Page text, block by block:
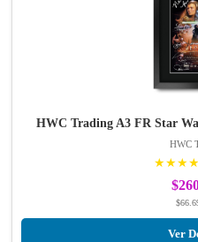
HWC Trading A3 FR Star
HWC
Ver